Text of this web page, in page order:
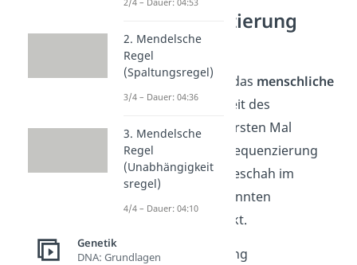
DNA Sequenzierung
Prinzip
Bereits 2003 wurde das menschliche
Genom(=Gesamtheit des
Erbmaterials) zum ersten Mal
vollständig mittels Sequenzierung
entschlüsselt. Das geschah im
Rahmen des sogenannten
Humangenomprojekt.
Eine Herausforderung
2. Mendelsche
Regel
(Spaltungsregel)
3/4 – Dauer: 04:36
3. Mendelsche
Regel
(Unabhängigkeit
sregel)
4/4 – Dauer: 04:10
Genetik
DNA: Grundlagen